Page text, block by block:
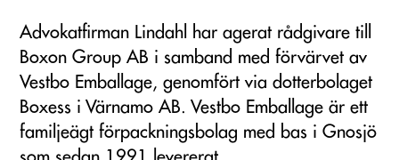
Advokatfirman Lindahl har agerat rådgivare till
Boxon Group AB i samband med förvärvet av
Vestbo Emballage, genomfört via dotterbolaget
Boxess i Värnamo AB. Vestbo Emballage är ett
familjeägt förpackningsbolag med bas i Gnosjö